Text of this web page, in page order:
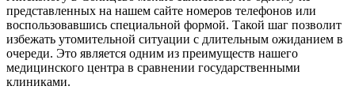
представленных на нашем сайте номеров телефонов или
воспользовавшись специальной формой. Такой шаг позволит
избежать утомительной ситуации с длительным ожиданием в
очереди. Это является одним из преимуществ нашего
медицинского центра в сравнении государственными
клиниками.